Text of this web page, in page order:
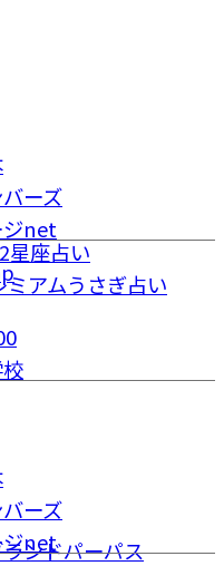
星座占い
アムうさぎ占い
ーズ
ジnet
ーズ
ジnet
ンドパーパス